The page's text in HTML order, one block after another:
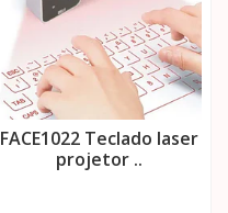
FACE1022 Teclado laser
projetor ..